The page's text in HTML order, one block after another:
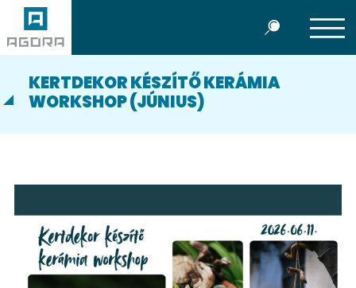
KERTDEKOR KÉSZÍTŐ KERÁMIA
WORKSHOP (JÚNIUS)